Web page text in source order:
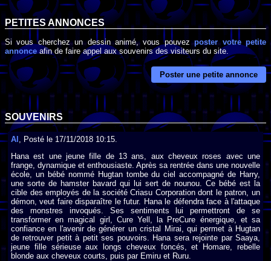
PETITES ANNONCES
Si vous cherchez un dessin animé, vous pouvezposter votre petite
annonce afin de faire appel aux souvenirs des visiteurs du site.
Poster une petite annonce
SOUVENIRS
Al , Posté le 17/11/2018 10:15.
Hana est une jeune fille de 13 ans, aux cheveux roses avec une
frange, dynamique et enthousiaste. Après sa rentrée dans une nouvelle
école, un bébé nommé Hugtan tombe du ciel accompagné de Harry,
une sorte de hamster bavard qui lui sert de nounou. Ce bébé est la
cible des employés de la société Criasu Corporation dont le patron, un
démon, veut faire disparaître le futur. Hana le défendra face à l'attaque
des monstres invoqués. Ses sentiments lui permettront de se
transformer en magical girl, Cure Yell, la PreCure énergique, et sa
confiance en l'avenir de générer un cristal Mirai, qui permet à Hugtan
de retrouver petit à petit ses pouvoirs. Hana sera rejointe par Saaya,
jeune fille sérieuse aux longs cheveux foncés, et Homare, rebelle
blonde aux cheveux courts, puis par Emiru et Ruru.